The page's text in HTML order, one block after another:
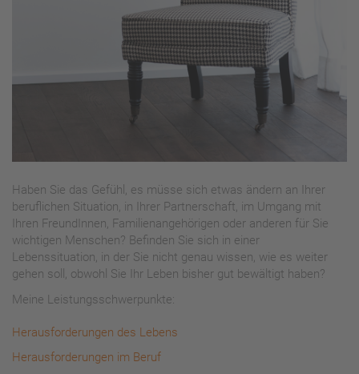
Haben Sie das Gefühl, es müsse sich etwas ändern an Ihrer
beruflichen Situation, in Ihrer Partnerschaft, im Umgang mit
Ihren FreundInnen, Familienangehörigen oder anderen für Sie
wichtigen Menschen? Befinden Sie sich in einer
Lebenssituation, in der Sie nicht genau wissen, wie es weiter
gehen soll, obwohl Sie Ihr Leben bisher gut bewältigt haben?
Meine Leistungsschwerpunkte:
Herausforderungen des Lebens
Herausforderungen im Beruf